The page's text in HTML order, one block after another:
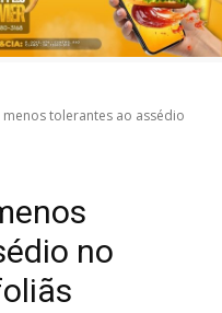
menos tolerantes ao assédio
no